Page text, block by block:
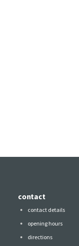
contact
contact details
opening hours
directions